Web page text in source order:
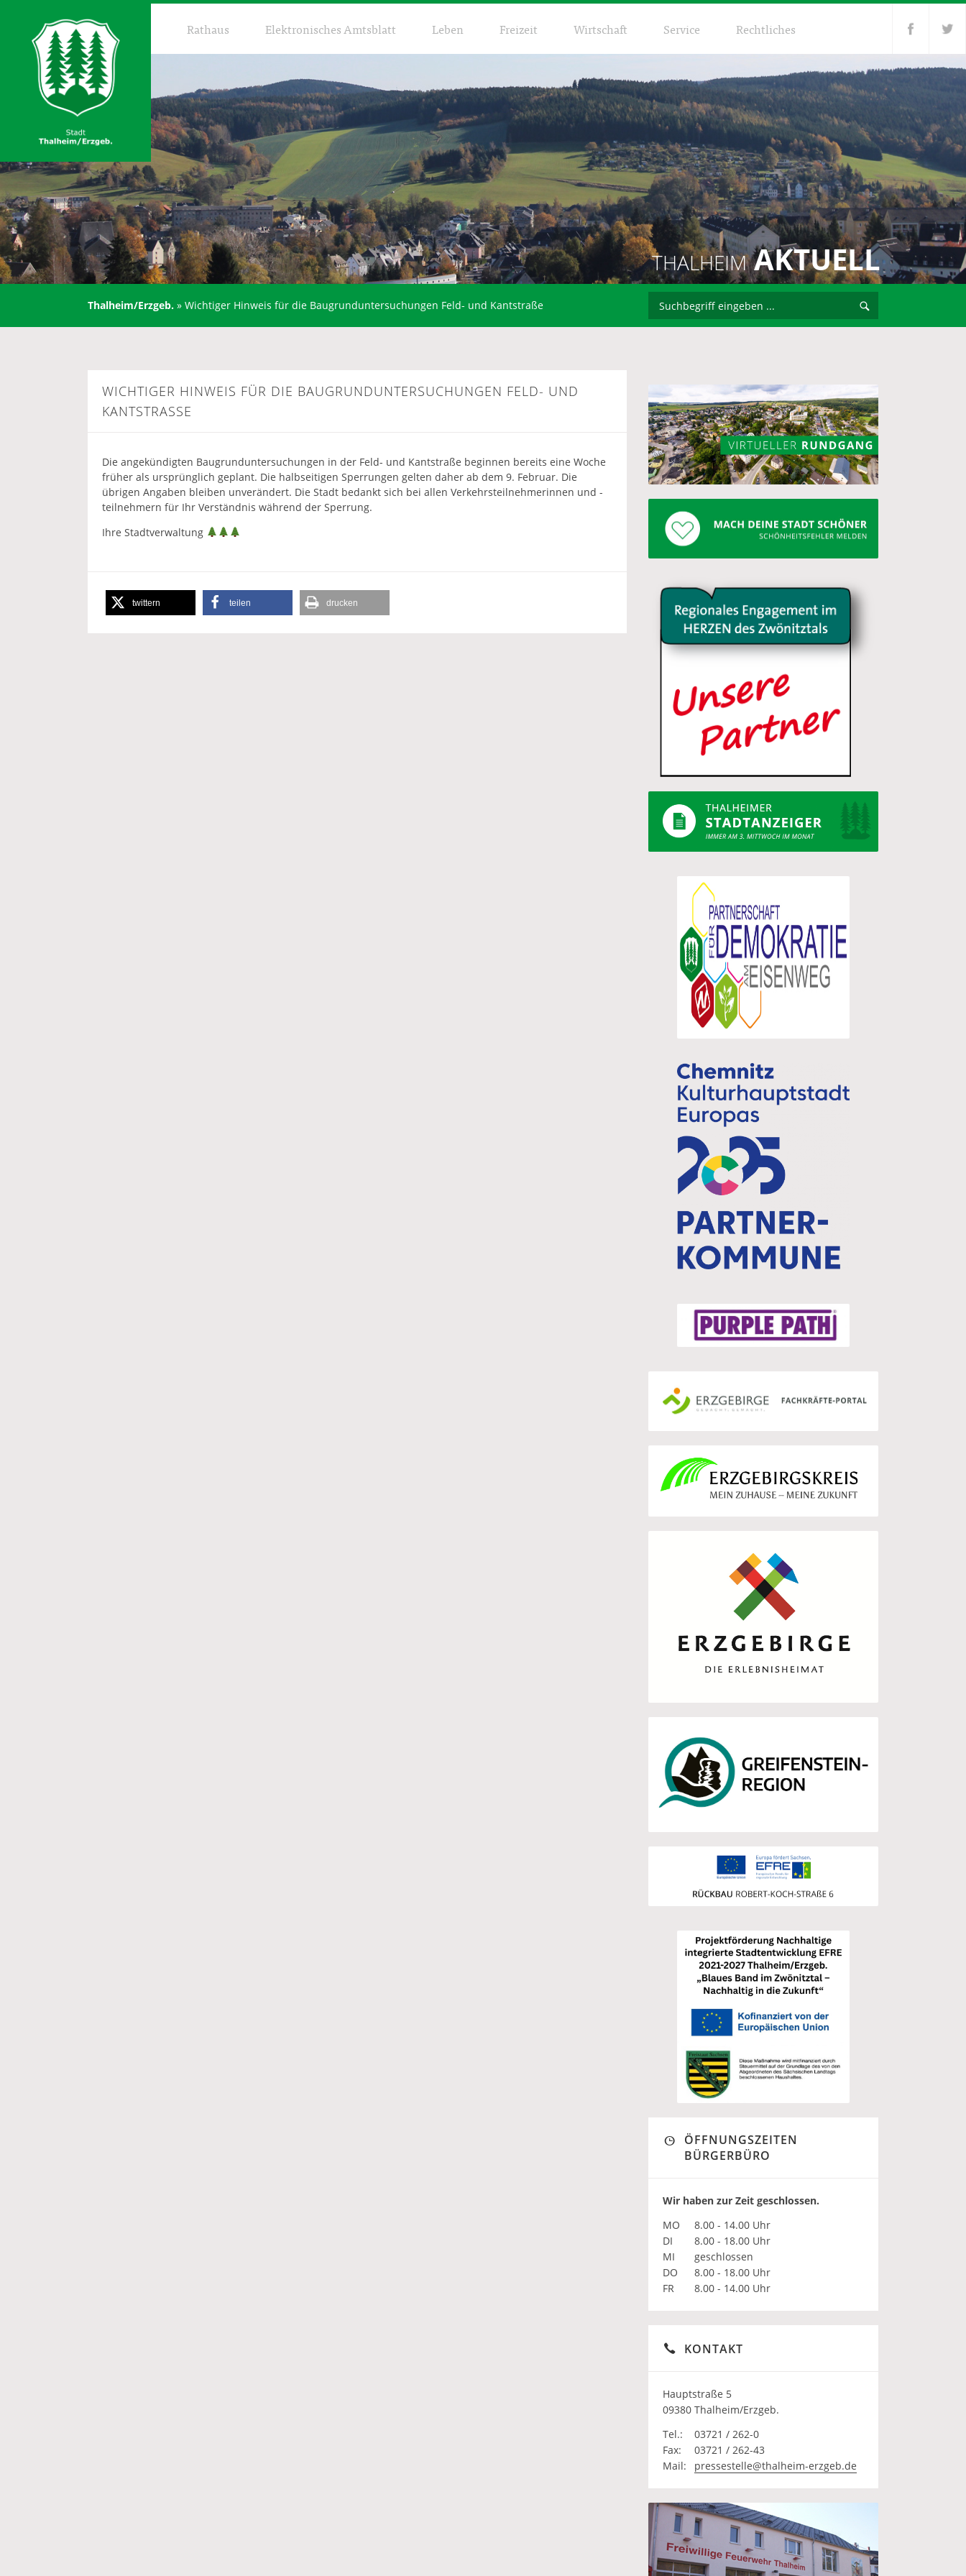
Rathaus Elektronisches Amtsblatt Leben Freizeit Wirtschaft Service Rechtliches
THALHEIMAKTUELL
Thalheim/Erzgeb. » Wichtiger Hinweis für die Baugrunduntersuchungen Feld- und Kantstraße
WICHTIGER HINWEIS FÜR DIE BAUGRUNDUNTERSUCHUNGEN FELD- UND
KANTSTRASSE
Die angekündigten Baugrunduntersuchungen in der Feld- und Kantstraße beginnen bereits eine Woche
früher als ursprünglich geplant. Die halbseitigen Sperrungen gelten daher ab dem 9. Februar. Die
übrigen Angaben bleiben unverändert. Die Stadt bedankt sich bei allen Verkehrsteilnehmerinnen und -
teilnehmern für Ihr Verständnis während der Sperrung.
Ihre Stadtverwaltung
twittern teilen drucken
ÖFFNUNGSZEITEN
BÜRGERBÜRO
Wir haben zur Zeit geschlossen.
MO
8.00 - 14.00 Uhr
DI
8.00 - 18.00 Uhr
MI
geschlossen
DO
8.00 - 18.00 Uhr
FR
8.00 - 14.00 Uhr
KONTAKT
Hauptstraße 5
09380 Thalheim/Erzgeb.
Tel.:
03721 / 262-0
Fax:
03721 / 262-43
Mail:
pressestelle@thalheim-erzgeb.de